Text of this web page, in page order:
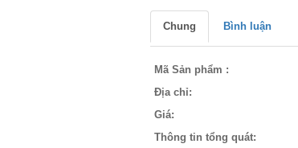
Chung Bình luận
Mã Sản phẩm :
Địa chỉ:
Giá:
Thông tin tổng quát: